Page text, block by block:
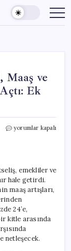
Maaş ve
Ek
Artan
Ücret
Zamlarını
Tartışmaya
Açtı:
Ek
Zam
İhtiyacı
Ortaya
Çıktı
yorumlar kapalı
emekliler ve
hale getirdi.
maaş artışları,
24’e,
kitle arasında
netleşecek.